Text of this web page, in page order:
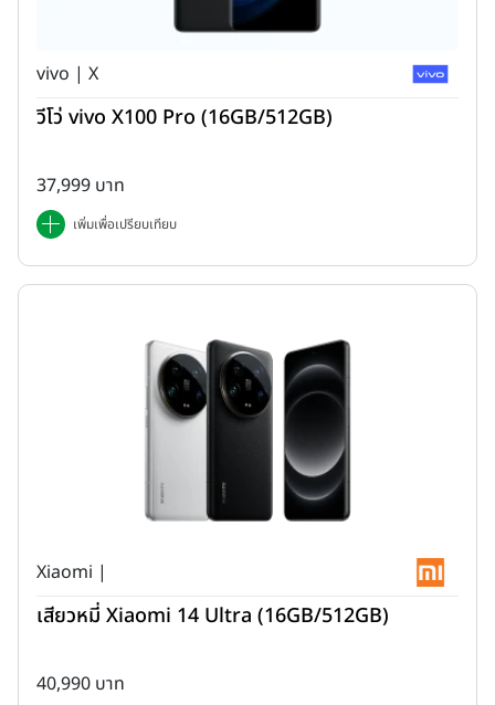
vivo | X
วีโว่ vivo X100 Pro (16GB/512GB)
37,999 บาท
เพิ่มเพื่อเปรียบเทียบ
Xiaomi |
เสียวหมี่ Xiaomi 14 Ultra (16GB/512GB)
40,990 บาท